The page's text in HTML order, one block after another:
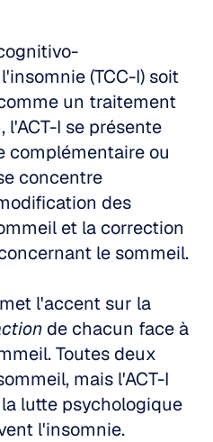
(TCC-I) soit
un traitement
I se présente
complémentaire ou
concentre
des
et la correction
le sommeil.
l'accent sur la
de chacun face à
Toutes deux
mais l'ACT-I
lutte psychologique
l'insomnie.